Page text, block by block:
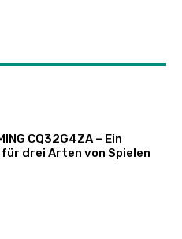
CQ32G4ZA – Ein
drei Arten von Spielen